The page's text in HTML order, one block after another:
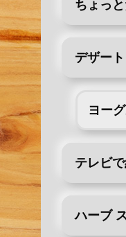
ちょっ
デザー
ヨー
テレビ
ハーブ